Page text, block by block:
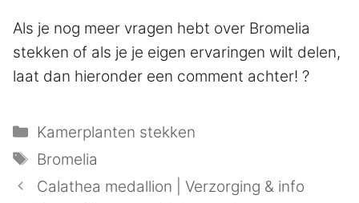
Als je nog meer vragen hebt over Bromelia
stekken of als je je eigen ervaringen wilt delen,
laat dan hieronder een comment achter! ?
Categorieën
Kamerplanten stekken
Tags
Bromelia
Calathea medallion | Verzorging & info